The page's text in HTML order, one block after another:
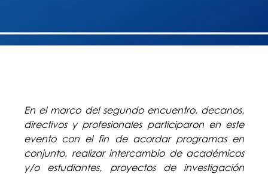
En el marco del segundo encuentro, decanos,
directivos y profesionales participaron en este
evento con el fin de acordar programas en
conjunto, realizar intercambio de académicos
y/o estudiantes, proyectos de investigación